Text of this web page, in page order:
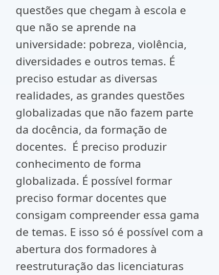
questões que chegam à escola e
que não se aprende na
universidade: pobreza, violência,
diversidades e outros temas. É
preciso estudar as diversas
realidades, as grandes questões
globalizadas que não fazem parte
da docência, da formação de
docentes. É preciso produzir
conhecimento de forma
globalizada. É possível formar
preciso formar docentes que
consigam compreender essa gama
de temas. E isso só é possível com a
abertura dos formadores à
reestruturação das licenciaturas